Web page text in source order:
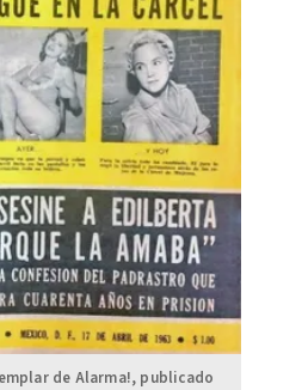
de Alarma!, publicado